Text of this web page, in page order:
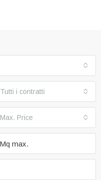
Tutti i contratti
Max. Price